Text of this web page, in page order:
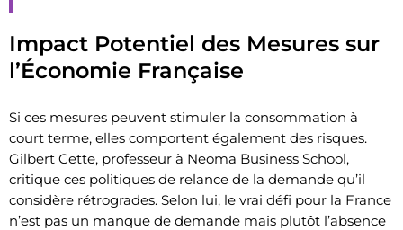
Impact Potentiel des Mesures sur
l’Économie Française
Si ces mesures peuvent stimuler la consommation à
court terme, elles comportent également des risques.
Gilbert Cette, professeur à Neoma Business School,
critique ces politiques de relance de la demande qu’il
considère rétrogrades. Selon lui, le vrai défi pour la France
n’est pas un manque de demande mais plutôt l’absence